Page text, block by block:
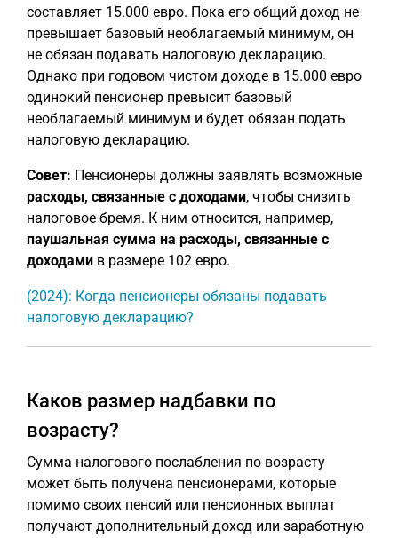
составляет 15.000 евро. Пока его общий доход не
превышает базовый необлагаемый минимум, он
не обязан подавать налоговую декларацию.
Однако при годовом чистом доходе в 15.000 евро
одинокий пенсионер превысит базовый
необлагаемый минимум и будет обязан подать
налоговую декларацию.
Совет: Пенсионеры должны заявлять возможные
расходы, связанные с доходами, чтобы снизить
налоговое бремя. К ним относится, например,
паушальная сумма на расходы, связанные с
доходами в размере 102 евро.
(2024): Когда пенсионеры обязаны подавать
налоговую декларацию?
Каков размер надбавки по
возрасту?
Сумма налогового послабления по возрасту
может быть получена пенсионерами, которые
помимо своих пенсий или пенсионных выплат
получают дополнительный доход или заработную